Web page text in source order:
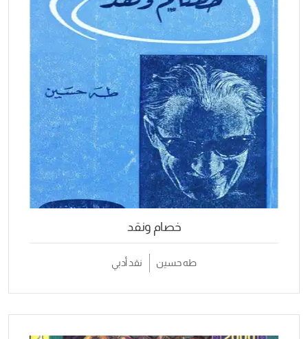
خصام ونقد
طه حسين نقد أدبي